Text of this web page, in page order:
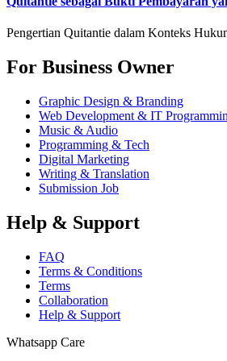
Pengertian Quitantie dalam Konteks
For Business Owner
Graphic Design & Branding
Web Development & IT
Music & Audio
Programming & Tech
Digital Marketing
Writing & Translation
Submission Job
Help & Support
FAQ
Terms & Conditions
Terms
Collaboration
Help & Support
Whatsapp Care